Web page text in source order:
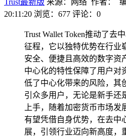
20:11:20 浏览：677 评论：0
Trust Wallet Token推动了去
征程，它以独特优势在行业
安全、便捷且高效的数字资
中心化的特性保障了用户对
低了中心化带来的风险，其
引众多用户，无论是新手还
上手，随着加密货币市场发
有望凭借自身优势，在去中
展，引领行业迈向新高度，